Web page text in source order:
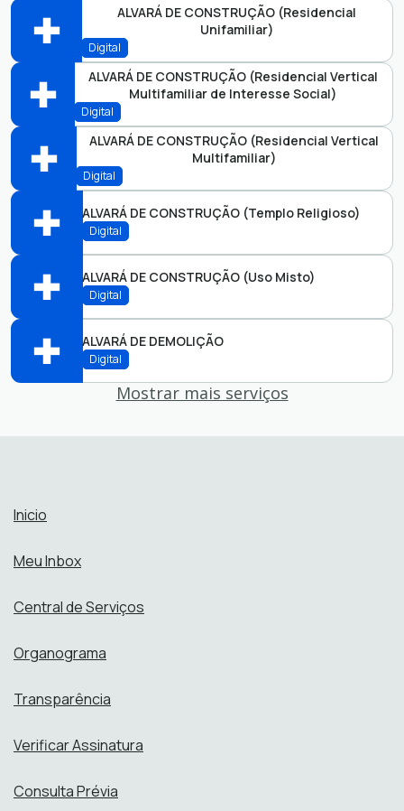
Abrir online > Via protocolo 1Doc
Perfis:
SEPLAN
Secretaria de Planejamento
Abrir online > Via protocolo 1Doc
Perfis:
ALVARÁ DE CONSTRUÇÃO (Residencial
Unifamiliar)
Digital
SEPLAN
Secretaria de Planejamento
Abrir online > Via protocolo 1Doc
Perfis:
ALVARÁ DE CONSTRUÇÃO (Residencial Vertical
Multifamiliar de Interesse Social)
Digital
SEPLAN
Secretaria de Planejamento
Abrir online > Via protocolo 1Doc
Perfis:
ALVARÁ DE CONSTRUÇÃO (Residencial Vertical
Multifamiliar)
Digital
SEPLAN
Secretaria de Planejamento
Abrir online > Via protocolo 1Doc
Perfis:
ALVARÁ DE CONSTRUÇÃO (Templo Religioso)
Digital
SEPLAN
Secretaria de Planejamento
Abrir online > Via protocolo 1Doc
Perfis:
ALVARÁ DE CONSTRUÇÃO (Uso Misto)
Digital
SEPLAN
Secretaria de Planejamento
Abrir online > Via protocolo 1Doc
ALVARÁ DE DEMOLIÇÃO
Digital
Mostrar mais serviços
Inicio
Meu Inbox
Central de Serviços
Organograma
Transparência
Verificar Assinatura
Consulta Prévia